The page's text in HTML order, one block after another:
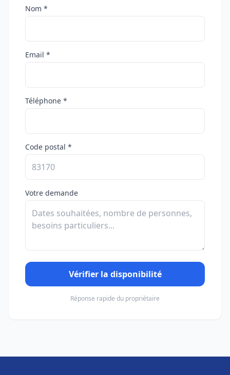
Nom *
Email *
Téléphone *
Code postal *
Votre demande
Vérifier la disponibilité
Réponse rapide du propriétaire